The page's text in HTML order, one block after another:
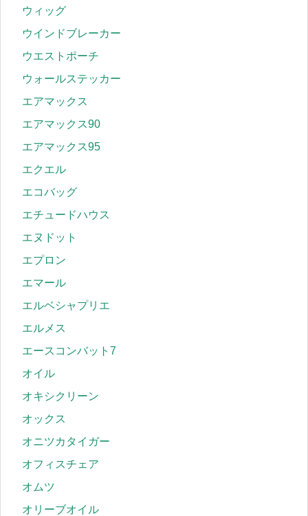
ウィッグ
ウインドブレーカー
ウエストポーチ
ウォールステッカー
エアマックス
エアマックス90
エアマックス95
エクエル
エコバッグ
エチュードハウス
エヌドット
エプロン
エマール
エルベシャプリエ
エルメス
エースコンバット7
オイル
オキシクリーン
オックス
オニツカタイガー
オフィスチェア
オムツ
オリーブオイル